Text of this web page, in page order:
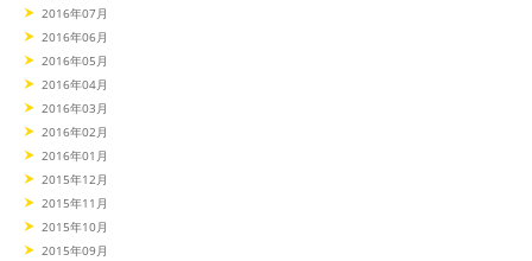
2016年07月
2016年06月
2016年05月
2016年04月
2016年03月
2016年02月
2016年01月
2015年12月
2015年11月
2015年10月
2015年09月